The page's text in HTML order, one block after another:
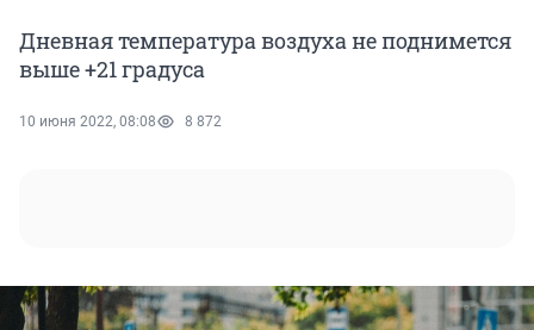
Дневная температура воздуха не поднимется
выше +21 градуса
10 июня 2022, 08:08 8 872